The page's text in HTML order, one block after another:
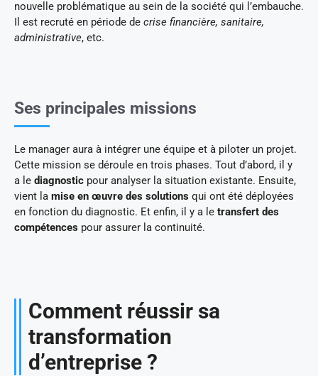
nouvelle problématique au sein de la société qui l’embauche.
Il est recruté en période de crise financière, sanitaire,
administrative, etc.
Ses principales missions
Le manager aura à intégrer une équipe et à piloter un projet.
Cette mission se déroule en trois phases. Tout d’abord, il y
a le diagnostic pour analyser la situation existante. Ensuite,
vient la mise en œuvre des solutions qui ont été déployées
en fonction du diagnostic. Et enfin, il y a le transfert des
compétences pour assurer la continuité.
Comment réussir sa
transformation
d’entreprise ?